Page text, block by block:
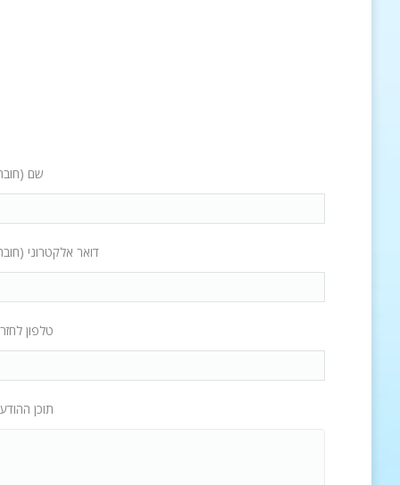
שם
דואר אלקטרוני
טלפון
תוכן